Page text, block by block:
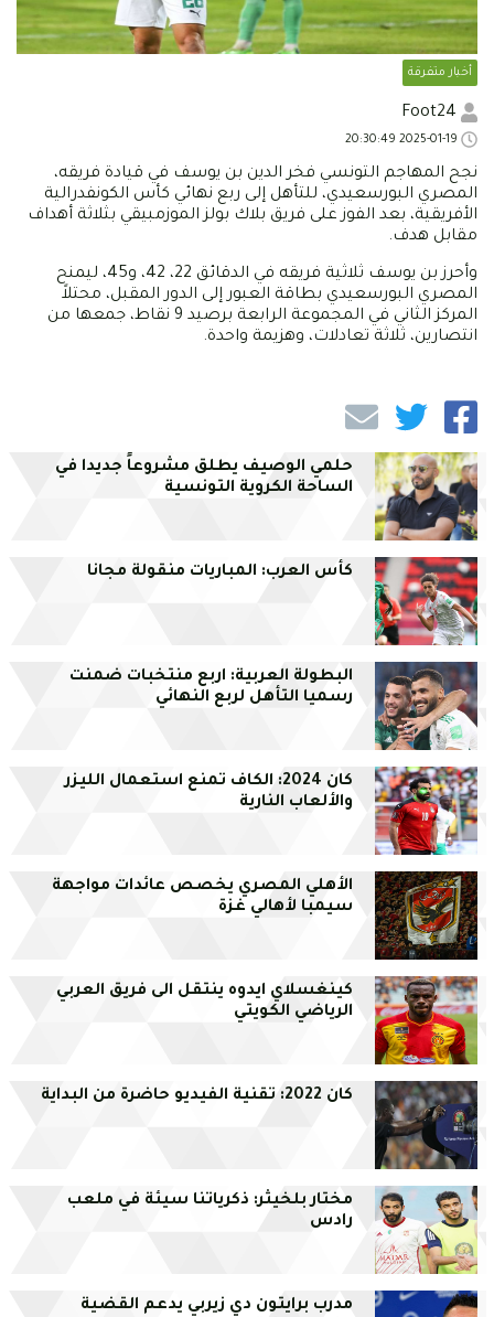
أخبار متفرقة
نجح المهاجم التونسي فخر الدين بن يوسف في قيادة فريقه،
المصري البورسعيدي، للتأهل إلى ربع نهائي كأس الكونفدرالية
الأفريقية، بعد الفوز على فريق بلاك بولز الموزمبيقي بثلاثة أهداف
مقابل هدف.
وأحرز بن يوسف ثلاثية فريقه في الدقائق 22، 42، و45، ليمنح
المصري البورسعيدي بطاقة العبور إلى الدور المقبل، محتلاً
المركز الثاني في المجموعة الرابعة برصيد 9 نقاط، جمعها من
انتصارين، ثلاثة تعادلات، وهزيمة واحدة.
حلمي الوصيف يطلق مشروعاً جديدا في
الساحة الكروية التونسية
كأس العرب: المباريات منقولة مجانا
البطولة العربية: اربع منتخبات ضمنت
رسميا التأهل لربع النهائي
كان 2024: الكاف تمنع استعمال الليزر
والألعاب النارية
الأهلي المصري يخصص عائدات مواجهة
سيمبا لأهالي غزة
كينغسلاي ايدوه ينتقل الى فريق العربي
الرياضي الكويتي
كان 2022: تقنية الفيديو حاضرة من البداية
مختار بلخيثر: ذكرياتنا سيئة في ملعب
رادس
مدرب برايتون دي زيربي يدعم القضية